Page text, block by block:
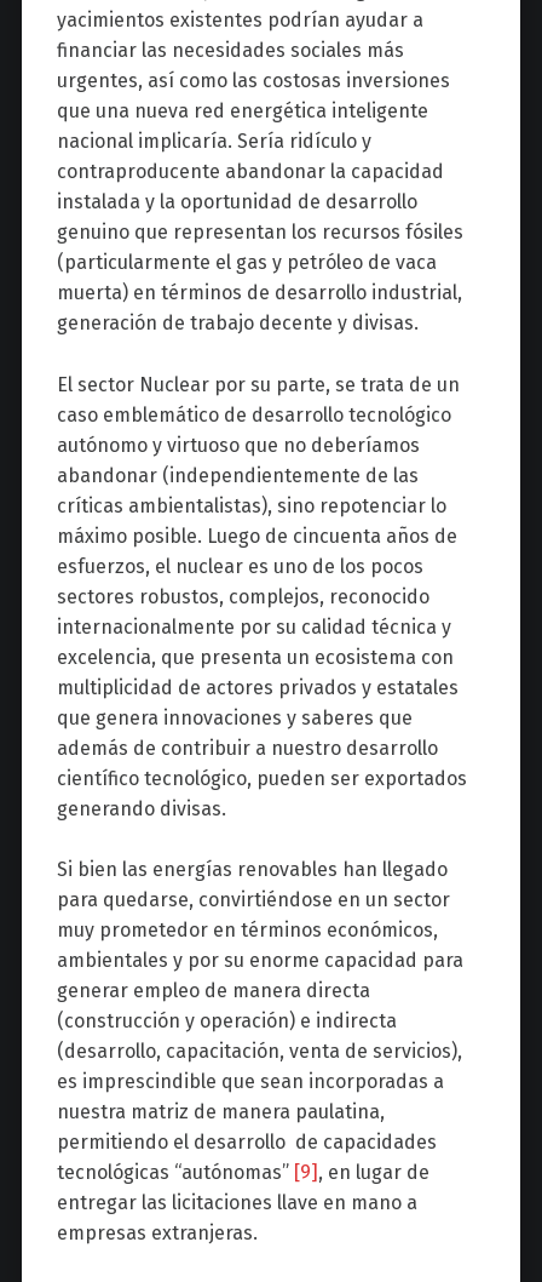
yacimientos existentes podrían ayudar a
financiar las necesidades sociales más
urgentes, así como las costosas inversiones
que una nueva red energética inteligente
nacional implicaría. Sería ridículo y
contraproducente abandonar la capacidad
instalada y la oportunidad de desarrollo
genuino que representan los recursos fósiles
(particularmente el gas y petróleo de vaca
muerta) en términos de desarrollo industrial,
generación de trabajo decente y divisas.
El sector Nuclear por su parte, se trata de un
caso emblemático de desarrollo tecnológico
autónomo y virtuoso que no deberíamos
abandonar (independientemente de las
críticas ambientalistas), sino repotenciar lo
máximo posible. Luego de cincuenta años de
esfuerzos, el nuclear es uno de los pocos
sectores robustos, complejos, reconocido
internacionalmente por su calidad técnica y
excelencia, que presenta un ecosistema con
multiplicidad de actores privados y estatales
que genera innovaciones y saberes que
además de contribuir a nuestro desarrollo
científico tecnológico, pueden ser exportados
generando divisas.
Si bien las energías renovables han llegado
para quedarse, convirtiéndose en un sector
muy prometedor en términos económicos,
ambientales y por su enorme capacidad para
generar empleo de manera directa
(construcción y operación) e indirecta
(desarrollo, capacitación, venta de servicios),
es imprescindible que sean incorporadas a
nuestra matriz de manera paulatina,
permitiendo el desarrollo de capacidades
tecnológicas “autónomas” [9] , en lugar de
entregar las licitaciones llave en mano a
empresas extranjeras.